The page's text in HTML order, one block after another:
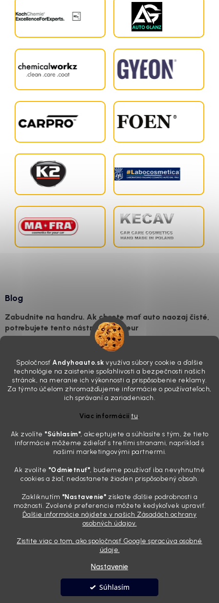
Spoločnosť Andyhoauto.sk využíva súbory cookie a ďalšie
technológie na zaistenie spoľahlivosti a bezpečnosti našich
stránok, na meranie ich výkonnosti a prispôsobenie reklamy.
Za týmto účelom zhromažďujeme informácie o používateľoch,
ich správaní a zariadeniach.
Viac informáciítu.
Ak zvolíte "Súhlasím", akceptujete a súhlasíte s tým, že tieto
informácie môžeme zdieľať s tretími stranami, napríklad s
našimi marketingovými partnermi.
Ak zvolíte "Odmietnuť", budeme používať iba nevyhnutné
cookies a žiaľ, nedostanete žiaden prispôsobený obsah.
Zakliknutím "Nastavenie" získate ďalšie podrobnosti a
možnosti. Zvolené preferencie môžete kedykoľvek upraviť.
Ďalšie informácie nájdete v našich Zásadách ochrany
osobných údajov.
Zistite viac o tom, ako spoločnosť Google spracúva osobné
údaje.
Nastavenie
Súhlasím
Blog
Zabudnite na handru. Ak chcete mať auto naozaj čisté,
potrebujete tento nástroj za pár eur
„upratanom“ aute, no pri pohľade na palubnú dosku vás ide poraziť. V
mriežkach ventilácie, okolo tlačidiel a v švíkoch sedačiek na vás stále
drzo pozerá prach. Handra ani vysávač tam jednodu...
Detailing nemusí stáť výplatu: 5 kúskov autokozmetiky,
Sobotné ráno, káva v ruke a pred vami zaprášená kapota. Pre
niekoho nuda, pre nás najlepší relax. Lenže keď si v košíku spočítate
všetky tie fľaštičky, šampóny a utierky, výsledná suma vie poriadne
pokaziť náladu. Dobrá správa je, že aj profi výbava ...
Zabudnite na šmuhy: 7 overených vychytávok, ktoré z
28.7.2026
Poznáte ten pocit. Sobota ráno, slnko sa oprie do laku a vy namiesto
radosti vidíte len šedý povlak, zaschnuté kvapky a kolesá čierne od
bodu B, ale pre nás je to vizitka. Nič nepoka...
Vytvoril Shoptet